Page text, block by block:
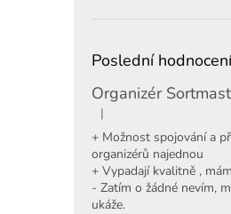
Poslední
Hodnocení produktu je 5
|
+ Možnost spojování a
organizérů najednou
+ Vypadají kvalitně ,
- Zatím o žádné nevím,
ukáže.